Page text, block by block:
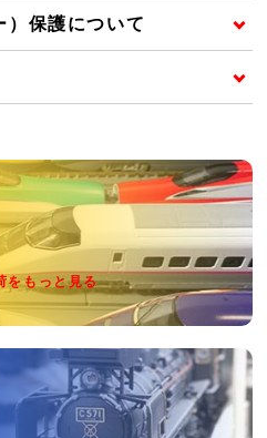
）保護について
をもっと見る